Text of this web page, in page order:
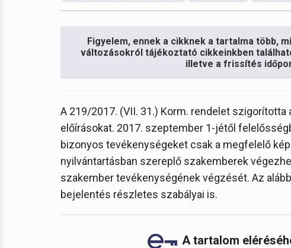
Figyelem, ennek a cikknek a tartalma több,
változásokról tájékoztató cikkeinkben
illetve a frissítés
A 219/2017. (VII. 31.) Korm. rendelet
előírásokat. 2017. szeptember 1-jétől
bizonyos tevékenységeket csak a megfelelő
nyilvántartásban szereplő szakemberek
szakember tevékenységének végzését. Az
bejelentés részletes szabályai is.
A tartalom